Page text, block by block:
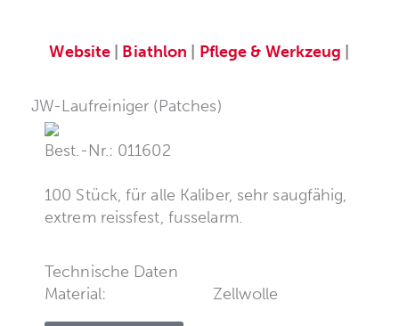
Website Biathlon Pflege & Werkzeug
JW-Laufreiniger (Patches)
Best.-Nr.: 011602
100 Stück, für alle Kaliber, sehr saugfähig,
extrem reissfest, fusselarm.
Technische Daten
Material:
Zellwolle